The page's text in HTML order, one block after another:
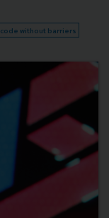
code without barriers